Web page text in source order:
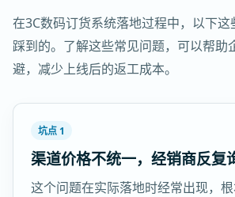
在3C数码订货系统落地过程中，以下
踩到的。了解这些常见问题，可以帮助
避，减少上线后的返工成本。
坑点 1
渠道价格不统一，经销商反复
这个问题在实际落地时经常出现，